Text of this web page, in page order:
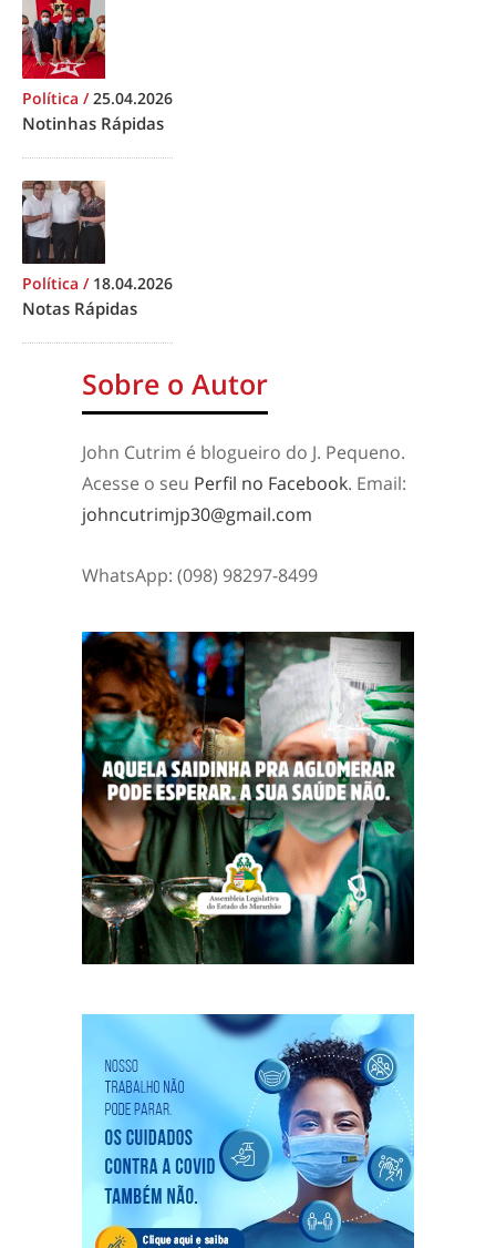
Política /25.04.2026
Notinhas Rápidas
Política / 18.04.2026
Notas Rápidas
Sobre o Autor
John Cutrim é blogueiro do J. Pequeno.
Acesse o seu Perfil no Facebook. Email:
johncutrimjp30@gmail.com
WhatsApp: (098) 98297-8499